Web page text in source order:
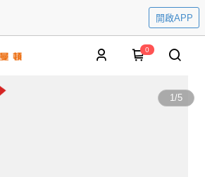
開啟APP
0
1/5